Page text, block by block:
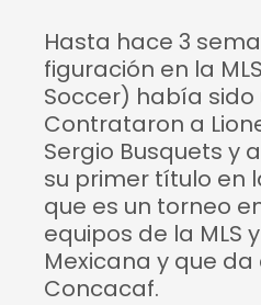
Hasta hace 3
figuración en la
Soccer) había sido
Contrataron a
Sergio Busquets y
su primer título en
que es un torneo
equipos de la MLS
Mexicana y que
Concacaf.